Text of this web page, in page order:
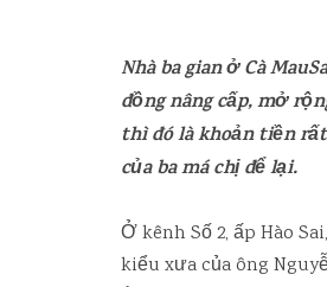
Nhà ba gian ở Cà
đồng nâng cấp, mở
thì đó là khoản tiền
của ba má chị để lại.
Ở kênh Số 2, ấp Hào
kiểu xưa của ông